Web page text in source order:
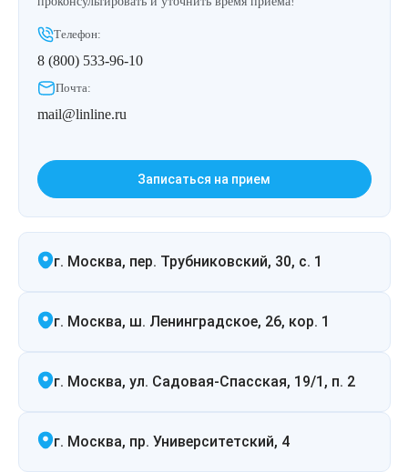
Телефон:
8 (800) 533-96-10
Почта:
mail@linline.ru
Записаться на прием
г. Москва, пер. Трубниковский, 30, с. 1
г. Москва, ш. Ленинградское, 26, кор. 1
г. Москва, ул. Садовая-Спасская, 19/1, п. 2
г. Москва, пр. Университетский, 4
Омоложение QOOLGLOW
QOOL- омоложение
Карбоновый пилинг
Лазерное лечение ринофимы
Лазерное лечение розацеа
Интимное лазерное омоложение
Лазерная подтяжка кожи живота
Лазерная подтяжка кожи на бедрах и коленях
Лазерное омоложение груди
Купить сертификат
Купить абонемент